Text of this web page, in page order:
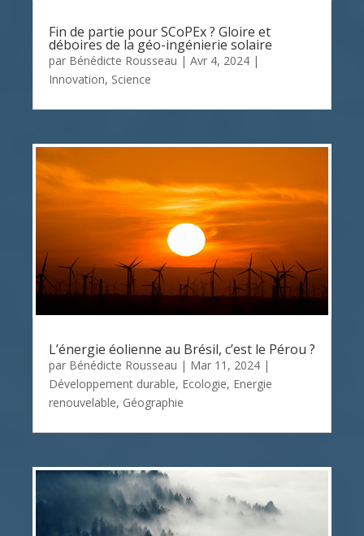
Fin de partie pour SCoPEx ? Gloire et
déboires de la géo-ingénierie solaire
par Bénédicte Rousseau | Avr 4, 2024 |
Innovation, Science
L’énergie éolienne au Brésil, c’est le Pérou ?
par Bénédicte Rousseau | Mar 11, 2024 |
Développement durable, Ecologie, Energie
renouvelable, Géographie